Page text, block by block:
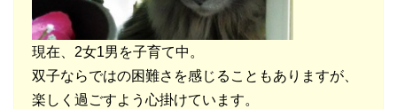
現在、2女1男を子育て中。
双子ならではの困難さを感じることもありますが、
楽しく過ごすよう心掛けています。